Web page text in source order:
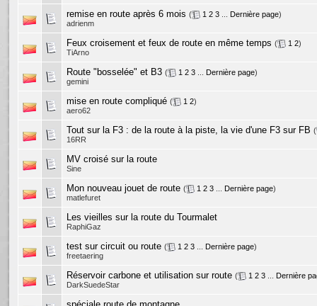
remise en route après 6 mois ( 1 2 3 Dernière page)
adrienm
Feux croisement et feux de route en même temps ( 1 2)
TiArno
Route "bosselée" et B3 ( 1 2 3 Dernière page)
gemini
mise en route compliqué ( 1 2)
aero62
Tout sur la F3 : de la route à la piste, la vie d'une F3 sur FB (
16RR
MV croisé sur la route
Sine
Mon nouveau jouet de route ( 1 2 3 Dernière page)
matlefuret
Les vieilles sur la route du Tourmalet
RaphiGaz
test sur circuit ou route ( 1 2 3 Dernière page)
freetaering
Réservoir carbone et utilisation sur route ( 1 2 3
Dernière
DarkSuedeStar